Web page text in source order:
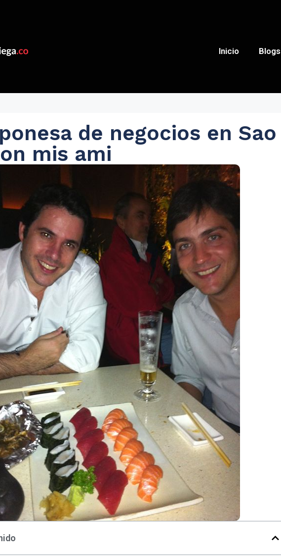
Inicio Blogs
de negocios en Sao
mis ami